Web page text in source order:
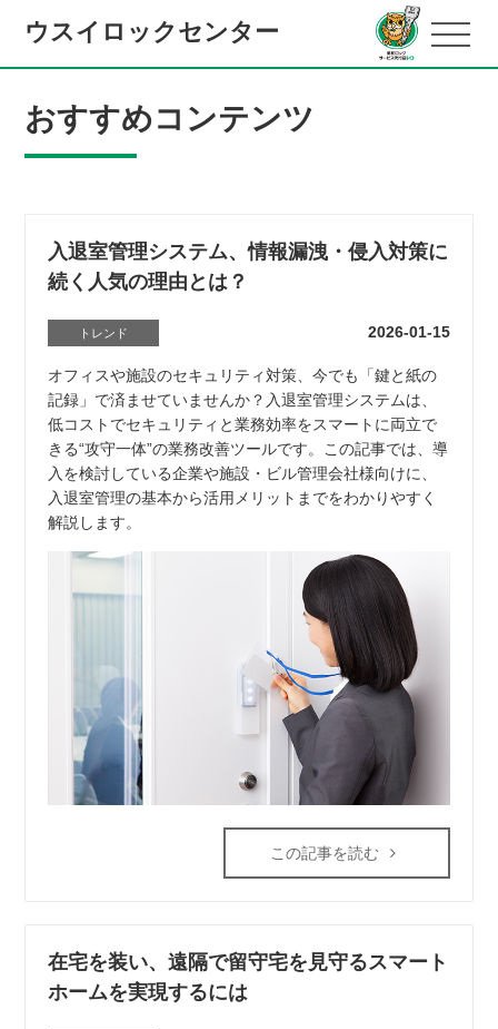
ウスイロックセンター
おすすめコンテンツ
入退室管理システム、情報漏洩・侵入対策に
続く人気の理由とは？
トレンド 2026-01-15
オフィスや施設のセキュリティ対策、今でも「鍵と紙の
記録」で済ませていませんか？入退室管理システムは、
低コストでセキュリティと業務効率をスマートに両立で
きる“攻守一体”の業務改善ツールです。この記事では、導
入を検討している企業や施設・ビル管理会社様向けに、
入退室管理の基本から活用メリットまでをわかりやすく
解説します。
この記事を読む
在宅を装い、遠隔で留守宅を見守るスマート
ホームを実現するには